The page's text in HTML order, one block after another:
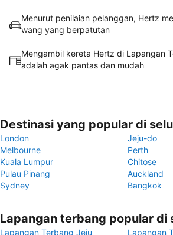
Menurut penilaian pelanggan, Hertz
wang yang berpatutan
Mengambil kereta Hertz di Lapangan
adalah agak pantas dan mudah
Destinasi yang popular di
London
Jeju-do
Melbourne
Perth
Kuala Lumpur
Chitose
Pulau Pinang
Auckland
Sydney
Bangkok
Lapangan terbang popular di
Lapangan Terbang Jeju Lapangan